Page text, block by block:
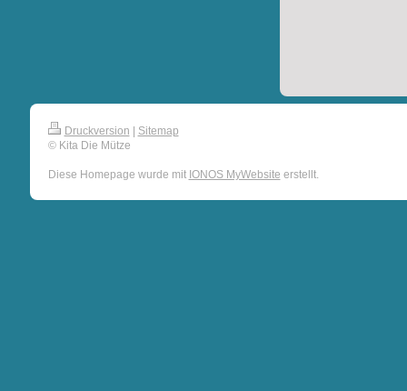
Druckversion
Sitemap
© Kita Die Mütze
Diese Homepage wurde mit IONOS MyWebsite erstellt.